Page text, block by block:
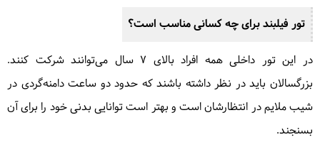
تور فیلبند برای چه کسانی مناسب است؟
در این تور داخلی همه افراد بالای ۷ سال می‌توانند شرکت کنند.
بزرگسالان باید در نظر داشته باشند که حدود دو ساعت دامنه‌گردی در
شیب ملایم در انتظارشان است و بهتر است توانایی بدنی خود را برای آن
بسنجند.